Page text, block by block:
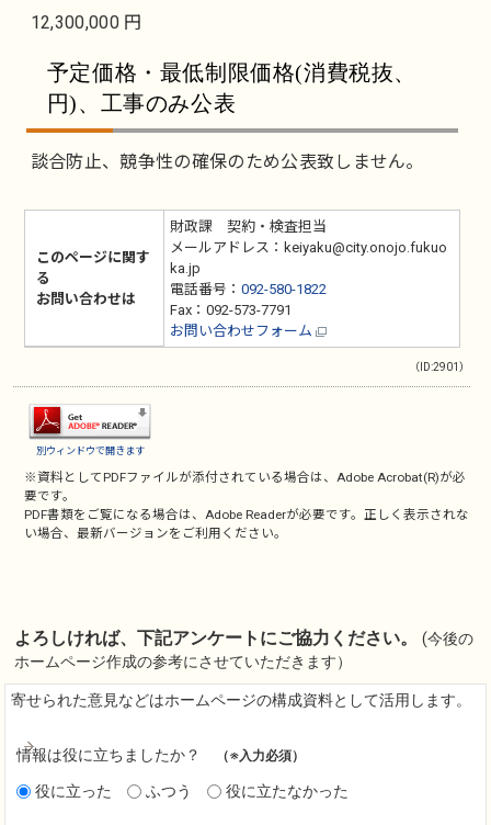
12,300,000 円
予定価格・最低制限価格(消費税抜、
円)、工事のみ公表
談合防止、競争性の確保のため公表致しません。
このページに関す
る
お問い合わせは
財政課 契約・検査担当
メールアドレス：keiyaku@city.onojo.fukuo
ka.jp
電話番号： 092-580-1822
Fax：092-573-7791
お問い合わせフォーム
（ID:2901）
別ウィンドウで開きます
※資料としてPDFファイルが添付されている場合は、Adobe Acrobat(R)が必
要です。
PDF書類をご覧になる場合は、Adobe Readerが必要です。正しく表示されな
い場合、最新バージョンをご利用ください。